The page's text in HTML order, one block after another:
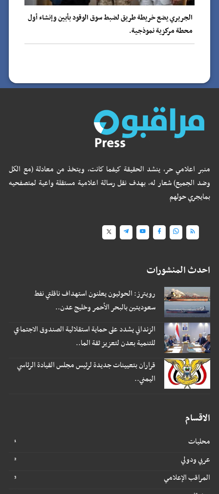
الجريري يضع خريطة طريق لضبط سوق الوقود بأبين وإنشاء أول
محطة مركزية نموذجية.
منبر اعلامي حر، ينشد الحقيقة كيفما كانت، ويتخذ من معادلة (مع الكل
وضد الجميع) شعار له، بهدف نقل رسالة اعلامية مستقلة واعية لمتصفحيه
بمايجري حولهم
احدث المنشورات
رويترز: الحوثيون يعلنون استهداف ناقلتي نفط
سعوديتين بالبحر الأحمر وخليج عدن..
الزنداني يشدد على حماية استقلالية الصندوق الاجتماعي
للتنمية بعدن لتعزيز ثقة الما..
قراران بتعيينات جديدة لرئيس مجلس القيادة الرئاسي
اليمني..
الاقسام
محليات
عربي ودولي
المراقب الإعلامي